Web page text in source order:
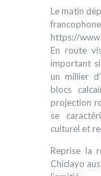
Le matin
https://
En route
important
un millier
blocs
projection
se
culturel et
Reprise la
Chiclayo